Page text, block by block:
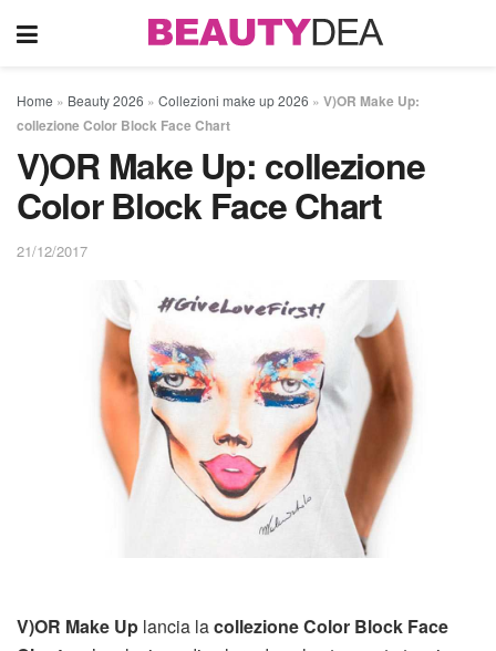
Home » Beauty 2026 » Collezioni make up 2026 » V)OR Make Up:
collezione Color Block Face Chart
V)OR Make Up: collezione
Color Block Face Chart
21/12/2017
V)OR Make Up lancia lacollezione Color Block Face